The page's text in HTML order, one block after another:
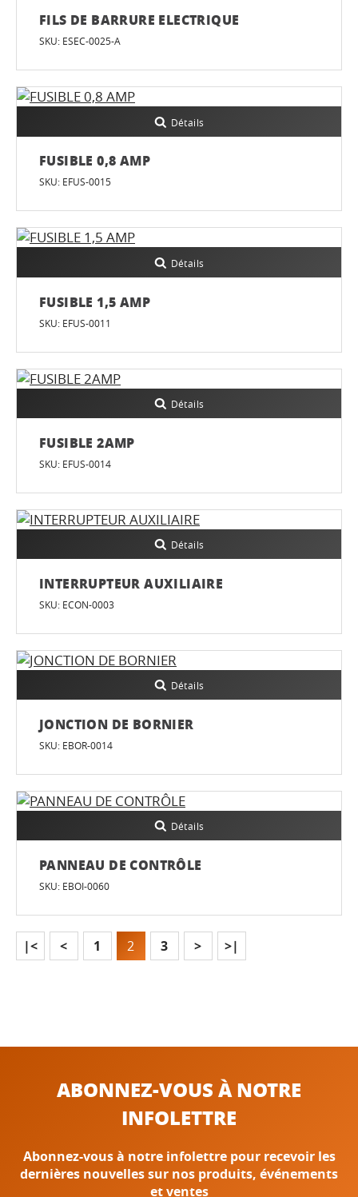
FILS DE BARRURE ELECTRIQUE
SKU: ESEC-0025-A
Détails
FUSIBLE 0,8 AMP
SKU: EFUS-0015
Détails
FUSIBLE 1,5 AMP
SKU: EFUS-0011
Détails
FUSIBLE 2AMP
SKU: EFUS-0014
Détails
INTERRUPTEUR AUXILIAIRE
SKU: ECON-0003
Détails
JONCTION DE BORNIER
SKU: EBOR-0014
Détails
PANNEAU DE CONTRÔLE
SKU: EBOI-0060
|< < 1 2 3 > >|
ABONNEZ-VOUS À NOTRE
INFOLETTRE
Abonnez-vous à notre infolettre pour recevoir les
dernières nouvelles sur nos produits, événements
et ventes